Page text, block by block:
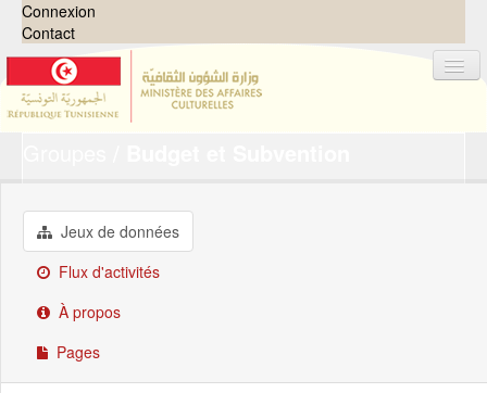
Connexion
Contact
Groupes
Demandes
À propos
Jeux de données
Flux d'activités
À propos
Pages